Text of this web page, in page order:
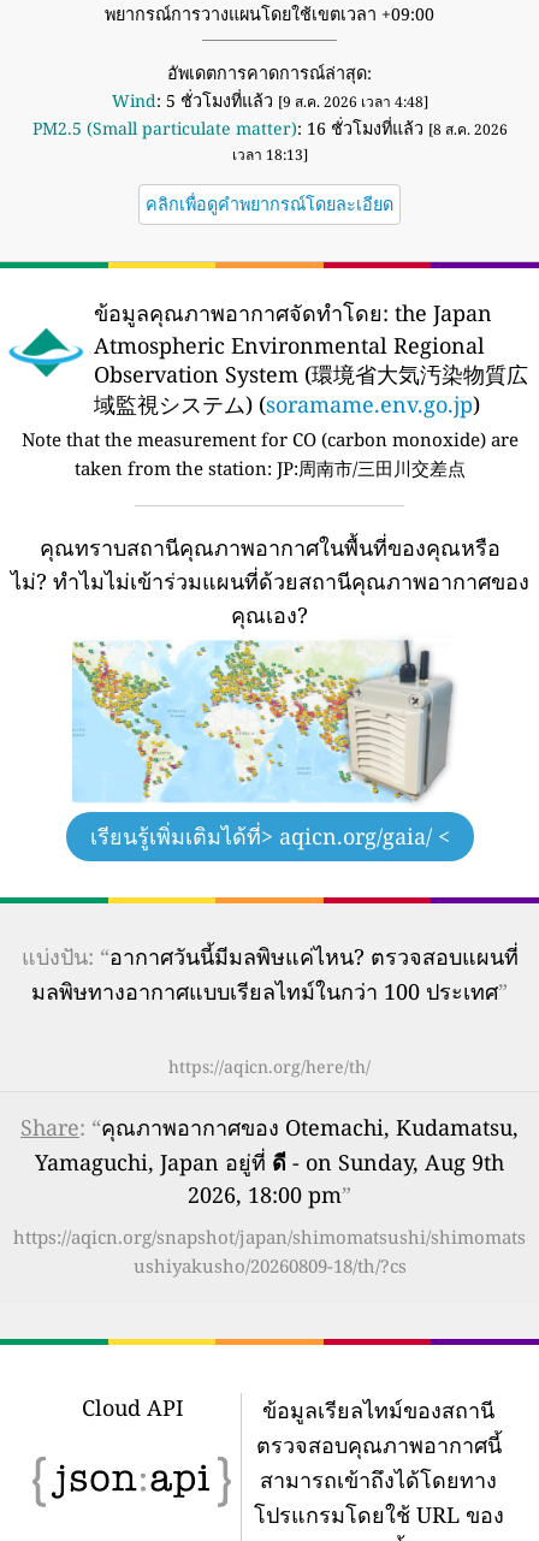
พยากรณ์การวางแผนโดยใช้เขตเวลา +09:00
อัพเดตการคาดการณ์ล่าสุด:
Wind: 5 ชั่วโมงที่แล้ว [9 ส.ค. 2026 เวลา 4:48]
PM2.5 (Small particulate matter): 16 ชั่วโมงที่แล้ว [8 ส.ค. 2026
เวลา 18:13]
คลิกเพื่อดูคำพยากรณ์โดยละเอียด
ข้อมูลคุณภาพอากาศจัดทำโดย: the Japan
Atmospheric Environmental Regional
Observation System (環境省大気汚染物質広
域監視システム) (soramame.env.go.jp)
Note that the measurement for CO (carbon monoxide) are
taken from the station: JP:周南市/三田川交差点
คุณทราบสถานีคุณภาพอากาศในพื้นที่ของคุณหรือ
ไม่? ทำไมไม่เข้าร่วมแผนที่ด้วยสถานีคุณภาพอากาศของ
คุณเอง?
เรียนรู้เพิ่มเติมได้ที่> aqicn.org/gaia/ <
แบ่งปัน: “อากาศวันนี้มีมลพิษแค่ไหน? ตรวจสอบแผนที่
มลพิษทางอากาศแบบเรียลไทม์ในกว่า 100 ประเทศ”
https://aqicn.org/here/th/
Share: “คุณภาพอากาศของ Otemachi, Kudamatsu,
Yamaguchi, Japan อยู่ที่ ดี - on Sunday, Aug 9th
2026, 18:00 pm”
https://aqicn.org/snapshot/japan/shimomatsushi/shimomats
ushiyakusho/20260809-18/th/?cs
Cloud API
ข้อมูลเรียลไทม์ของสถานี
ตรวจสอบคุณภาพอากาศนี้
สามารถเข้าถึงได้โดยทาง
โปรแกรมโดยใช้ URL ของ